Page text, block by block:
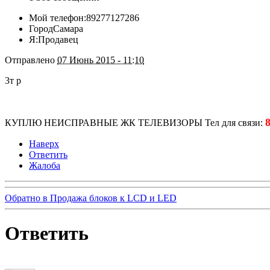
Мой телефон:89277127286
ГородСамара
Я:Продавец
Отправлено 07 Июнь 2015 - 11:10
3т р
КУПЛЮ НЕИСПРАВНЫЕ ЖК ТЕЛЕВИЗОРЫ Тел для связи:
Наверх
Ответить
Жалоба
Обратно в Продажа блоков к LCD и LED
Ответить